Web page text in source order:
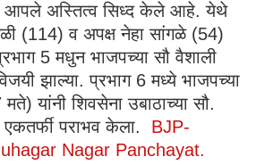
आपले अस्तित्व सिध्द केले आहे. येथे
(114) व अपक्ष नेहा सांगळे (54)
5 मधुन भाजपच्या सौ वैशाली
झाल्या. प्रभाग 6 मध्ये भाजपच्या
यांनी शिवसेना उबाठाच्या सौ.
एकतर्फी पराभव केला.
BJP-
Nagar Panchayat.